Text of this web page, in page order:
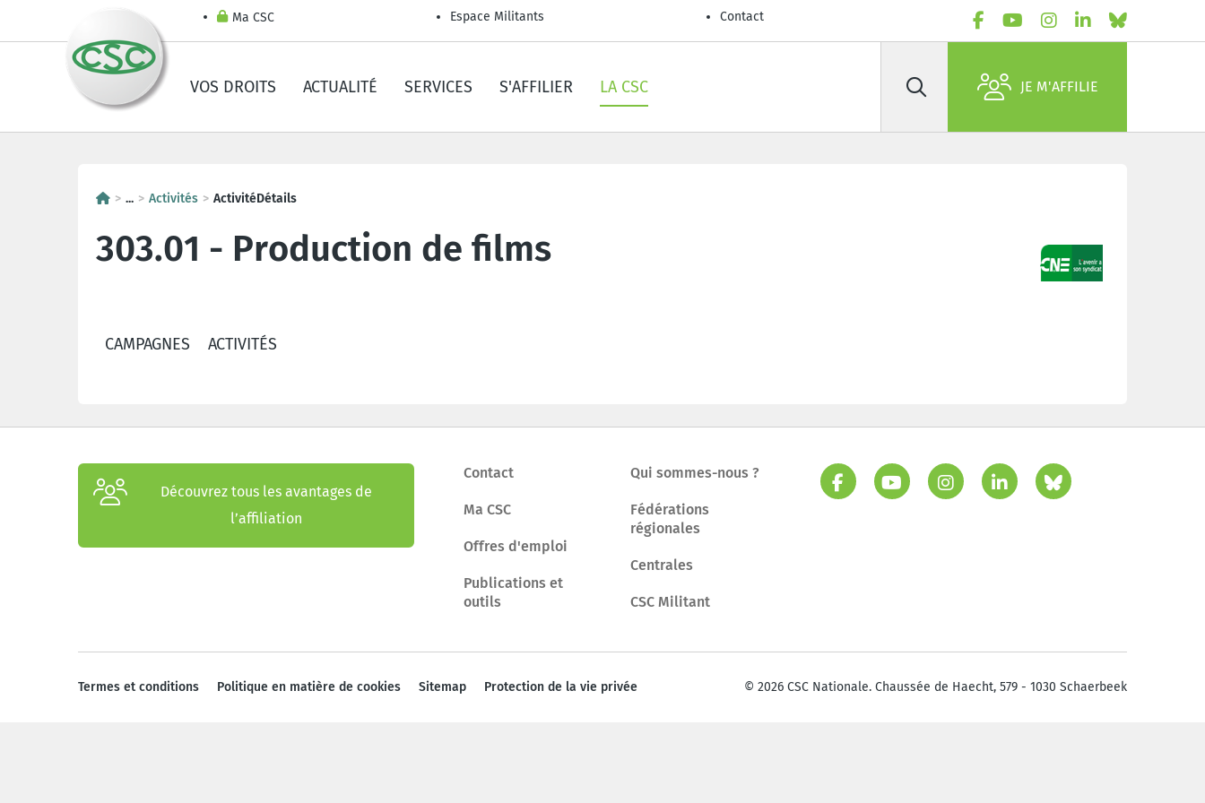
Ma CSC Espace Militants Contact
VOS DROITS ACTUALITÉ SERVICES S'AFFILIER LA CSC Rechercher JE M'AFFILIE
... Activités ActivitéDétails
303.01 - Production de films
CAMPAGNES ACTIVITÉS
Découvrez tous les avantages de
l’affiliation
Contact
Ma CSC
Offres d'emploi
Publications et
outils
Qui sommes-nous ?
Fédérations
régionales
Centrales
CSC Militant
Termes et conditions Politique en matière de cookies Sitemap Protection de la vie privée © 2026 CSC Nationale. Chaussée de Haecht, 579 - 1030 Schaerbeek